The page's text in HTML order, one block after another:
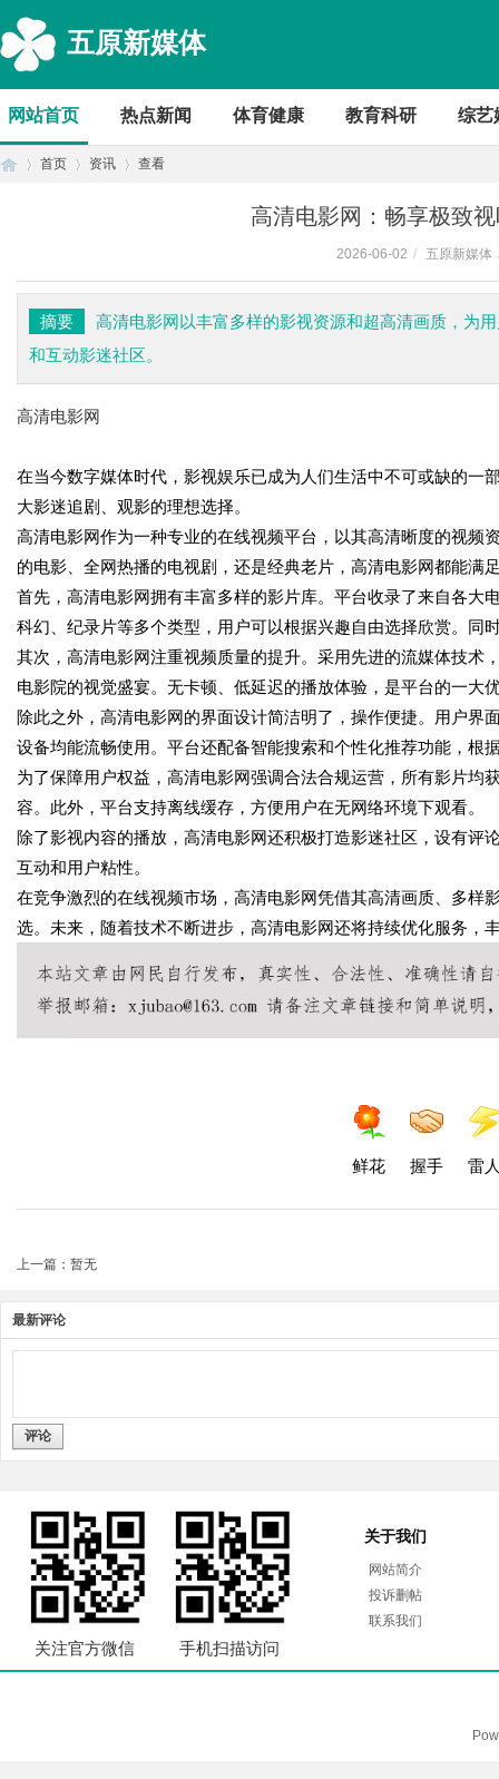
五原新媒体
网站首页 热点新闻 体育健康 教育科研 综艺
首页 资讯 查看
高清电影网：畅享极致
2026-06-02 / 五原新媒体
摘要
高清电影网以丰富多样的影视资源和超高清画质，为
和互动影迷社区。
高清电影网
在当今数字媒体时代，影视娱乐已成为人们生活中不可或缺的一
大影迷追剧、观影的理想选择。
高清电影网作为一种专业的在线视频平台，以其高清晰度的视频
的电影、全网热播的电视剧，还是经典老片，高清电影网都能满
首先，高清电影网拥有丰富多样的影片库。平台收录了来自各大
科幻、纪录片等多个类型，用户可以根据兴趣自由选择欣赏。同
其次，高清电影网注重视频质量的提升。采用先进的流媒体技术
电影院的视觉盛宴。无卡顿、低延迟的播放体验，是平台的一大
除此之外，高清电影网的界面设计简洁明了，操作便捷。用户
设备均能流畅使用。平台还配备智能搜索和个性化推荐功能，根
为了保障用户权益，高清电影网强调合法合规运营，所有影片
容。此外，平台支持离线缓存，方便用户在无网络环境下观看。
除了影视内容的播放，高清电影网还积极打造影迷社区，设有
互动和用户粘性。
在竞争激烈的在线视频市场，高清电影网凭借其高清画质、多样
选。未来，随着技术不断进步，高清电影网还将持续优化服务，
鲜花 握手 雷
上一篇：暂无
最新评论
评论
关注官方微信 手机扫描访问
关于我们
网站简介
投诉删帖
联系我们